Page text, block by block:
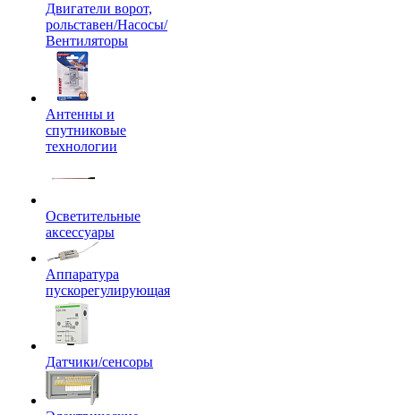
Двигатели ворот,
рольставен/Насосы/
Вентиляторы
Антенны и
спутниковые
технологии
Осветительные
аксессуары
Аппаратура
пускорегулирующая
Датчики/сенсоры